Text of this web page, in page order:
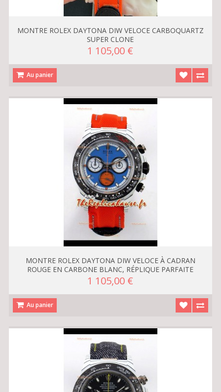
MONTRE ROLEX DAYTONA DIW VELOCE CARBOQUARTZ
SUPER CLONE
1 105,00 €
Au panier
MONTRE ROLEX DAYTONA DIW VELOCE À CADRAN
ROUGE EN CARBONE BLANC, RÉPLIQUE PARFAITE
1 105,00 €
Au panier